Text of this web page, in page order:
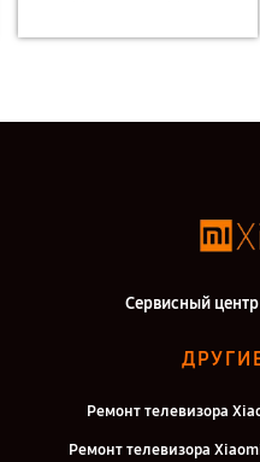
Сервисный
Ремонт телевизора
Ремонт телевизора